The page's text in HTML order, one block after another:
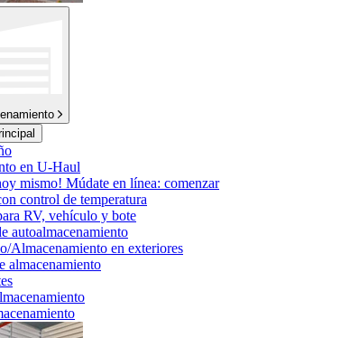
en U-Haul
mismo! Múdate en línea: comenzar
control de temperatura
RV, vehículo y bote
autoalmacenamiento
Almacenamiento en exteriores
almacenamiento